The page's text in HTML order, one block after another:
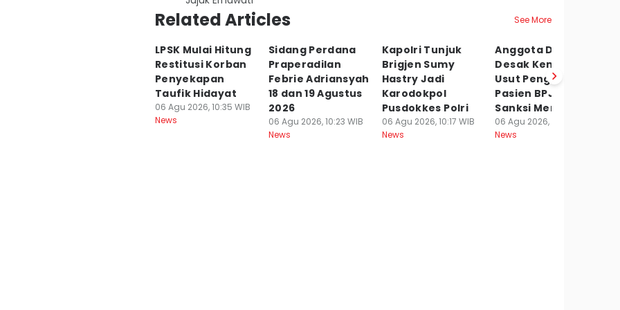
Related Articles See More
LPSK Mulai Hitung
Restitusi Korban
Penyekapan
Taufik Hidayat
06 Agu 2026, 10:35 WIB
News
Sidang Perdana
Praperadilan
Febrie Adriansyah
18 dan 19 Agustus
2026
06 Agu 2026, 10:23 WIB
News
Kapolri Tunjuk
Brigjen Sumy
Hastry Jadi
Karodokpol
Pusdokkes Polri
06 Agu 2026, 10:17 WIB
News
Anggota DPR
Desak Kemenkes
Usut Penghinaan
Pasien BPJS,
Sanksi Menanti
06 Agu 2026, 10:07 WIB
News